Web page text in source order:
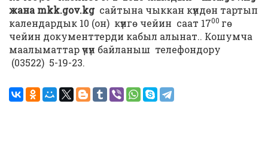
жанаmkk.gov.kgсайтына чыккан күндѳн тартып
календардык 10 (он) күнгѳ чейин саат 1700 гө
чейин документтерди кабыл алынат.. Кошумча
маалыматтар үчүн байланыш телефондору
(03522) 5-19-23.